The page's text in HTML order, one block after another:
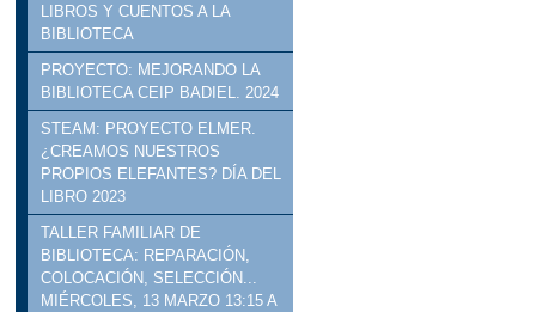
LIBROS Y CUENTOS A LA
BIBLIOTECA
PROYECTO: MEJORANDO LA
BIBLIOTECA CEIP BADIEL. 2024
STEAM: PROYECTO ELMER.
¿CREAMOS NUESTROS
PROPIOS ELEFANTES? DÍA DEL
LIBRO 2023
TALLER FAMILIAR DE
BIBLIOTECA: REPARACIÓN,
COLOCACIÓN, SELECCIÓN...
MIÉRCOLES, 13 MARZO 13:15 A